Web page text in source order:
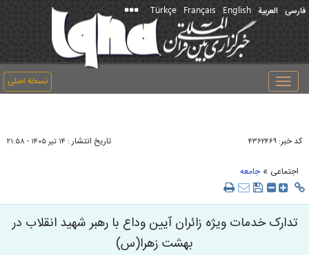
فارسی العربیة English
Français
Türkçe
نسخه اصلی
Toggle
navigation
کد خبر: ۴۳۶۲۴۶۹ تاریخ انتشار : ۱۴ تير ۱۴۰۵ - ۲۱:۵۸
اجتماعی » جامعه
تدارک خدمات ویژه زائران آیین وداع با رهبر شهید انقلاب در
بهشت زهرا(س)